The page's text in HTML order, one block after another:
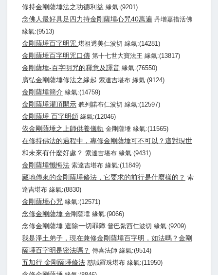
修持金剛薩埵法之功德利益 緣氣:(9201)
念佛人最好具足四力持金剛薩埵心咒40萬遍 丹增嘉措活佛
緣氣:(9513)
金剛薩埵百字明咒 堪祖透美仁波切 緣氣:(14281)
金剛薩埵百字明咒口傳 第十七世大寶法王 緣氣:(13817)
金剛薩埵-百字明咒的釋意及譯音 緣氣:(76550)
廣弘金剛薩埵修法之緣起 索達吉堪布 緣氣:(9124)
金剛薩埵簡介 緣氣:(14759)
金剛薩埵灌頂開示 聽列諾布仁波切 緣氣:(12597)
金剛薩埵 百字明頌 緣氣:(12046)
依金剛薩埵之上師供養儀軌 金剛薩埵 緣氣:(11565)
在修持佛法的過程中，專修金剛薩埵可不可以？這對現世
和未來有什麼好處？ 索達吉堪布 緣氣:(9431)
金剛薩埵懺悔法 索達吉堪布 緣氣:(11849)
藏地傳來的金剛薩埵修法，它要求的前行是什麼樣的？ 索
達吉堪布 緣氣:(8830)
金剛薩埵心咒 緣氣:(12571)
念修金剛薩埵 金剛薩埵 緣氣:(9066)
念修金剛薩埵 遣除一切罪障 普巴紮西仁波切 緣氣:(9209)
我是淨土弟子，現在兼修金剛薩埵百字明，如法嗎？金剛
薩埵百字明是密法嗎？ 傳喜法師 緣氣:(9514)
五加行 金剛薩埵修法 慈誠羅珠堪布 緣氣:(11950)